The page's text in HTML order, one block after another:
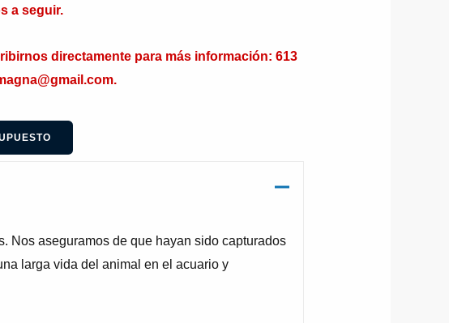
a seguir.
directamente para más información: 613
Nos aseguramos de que hayan sido capturados
larga vida del animal en el acuario y